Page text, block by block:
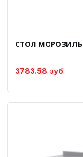
СТОЛ
3783.58 руб